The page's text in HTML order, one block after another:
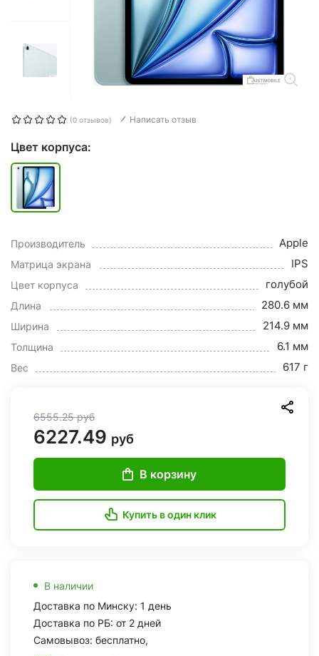
(0 отзывов) Написать отзыв
Цвет корпуса:
Производитель Apple
Матрица экрана IPS
Цвет корпуса голубой
Длина 280.6 мм
Ширина 214.9 мм
Толщина 6.1 мм
Вес 617 г
6555.25руб
6227.49 руб
В корзину
Купить в один клик
В наличии
Доставка по Минску: 1 день
Доставка по РБ: от 2 дней
Самовывоз: бесплатно,